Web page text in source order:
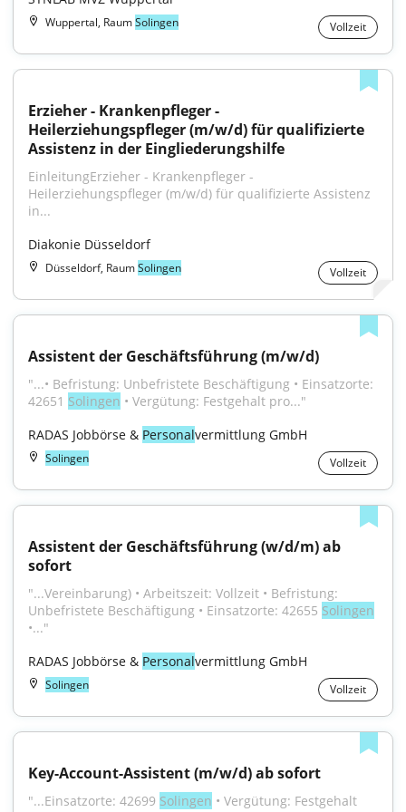
Wuppertal, RaumSolingen Vollzeit
Erzieher - Krankenpfleger -
Heilerziehungspfleger (m/w/d) für qualifizierte
Assistenz in der Eingliederungshilfe
EinleitungErzieher - Krankenpfleger -
Heilerziehungspfleger (m/w/d) für qualifizierte Assistenz
in...
Diakonie Düsseldorf
Düsseldorf, RaumSolingen Vollzeit
Assistent der Geschäftsführung (m/w/d)
"...• Befristung: Unbefristete Beschäftigung • Einsatzorte:
42651 Solingen • Vergütung: Festgehalt pro..."
RADAS Jobbörse & Personalvermittlung GmbH
Solingen Vollzeit
Assistent der Geschäftsführung (w/d/m) ab
sofort
"...Vereinbarung) • Arbeitszeit: Vollzeit • Befristung:
Unbefristete Beschäftigung • Einsatzorte: 42655 Solingen
•..."
RADAS Jobbörse & Personalvermittlung GmbH
Solingen Vollzeit
Key-Account-Assistent (m/w/d) ab sofort
"...Einsatzorte: 42699 Solingen • Vergütung: Festgehalt